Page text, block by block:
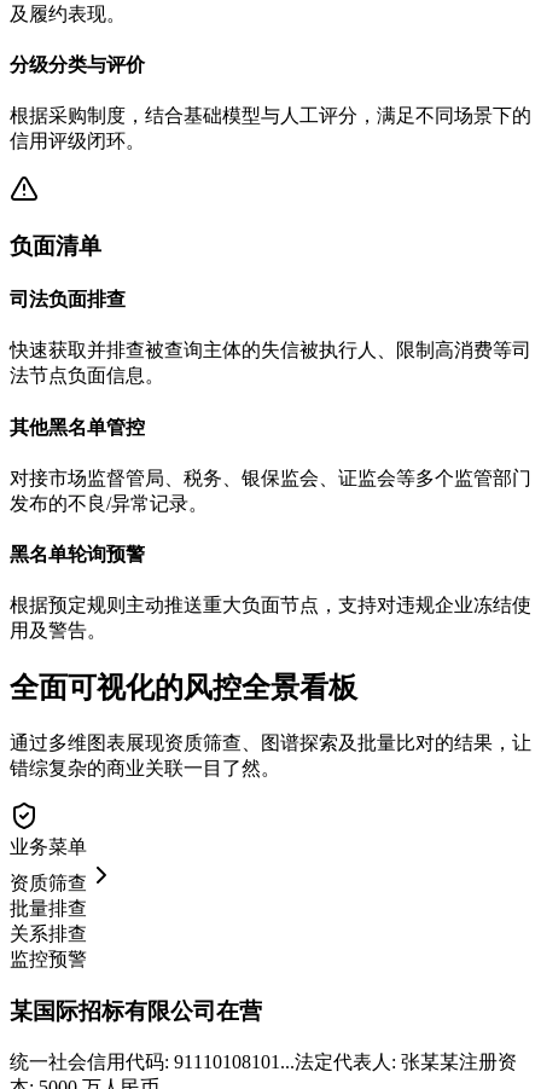
及履约表现。
分级分类与评价
根据采购制度，结合基础模型与人工评分，满足不同场景下的
信用评级闭环。
负面清单
司法负面排查
快速获取并排查被查询主体的失信被执行人、限制高消费等司
法节点负面信息。
其他黑名单管控
对接市场监督管局、税务、银保监会、证监会等多个监管部门
发布的不良/异常记录。
黑名单轮询预警
根据预定规则主动推送重大负面节点，支持对违规企业冻结使
用及警告。
全面可视化的风控全景看板
通过多维图表展现资质筛查、图谱探索及批量比对的结果，让
错综复杂的商业关联一目了然。
业务菜单
资质筛查
批量排查
关系排查
监控预警
某国际招标有限公司在营
统一社会信用代码: 91110108101...法定代表人: 张某某注册资